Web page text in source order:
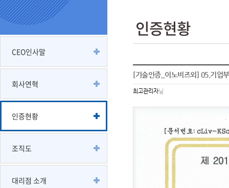
CEO인사말
회사연혁
인증현황
조직도
대리점 소개
인증현황
[기술인증_이노비즈외] 05.기업
최고관리자님